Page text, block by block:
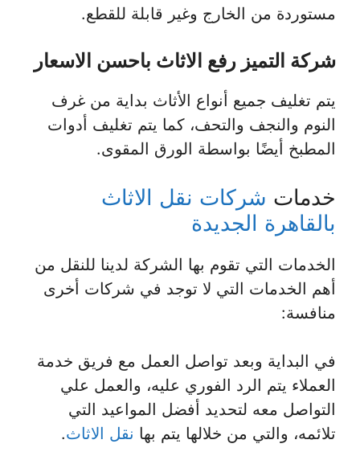
مستوردة من الخارج وغير قابلة للقطع.
شركة التميز رفع الاثاث باحسن الاسعار
يتم تغليف جميع أنواع الأثاث بداية من غرف
النوم والنجف والتحف، كما يتم تغليف أدوات
المطبخ أيضًا بواسطة الورق المقوى.
خدمات شركات نقل الاثاث
بالقاهرة الجديدة
الخدمات التي تقوم بها الشركة لدينا للنقل من
أهم الخدمات التي لا توجد في شركات أخرى
منافسة:
في البداية وبعد تواصل العمل مع فريق خدمة
العملاء يتم الرد الفوري عليه، والعمل علي
التواصل معه لتحديد أفضل المواعيد التي
تلائمه، والتي من خلالها يتم بها نقل الاثاث.